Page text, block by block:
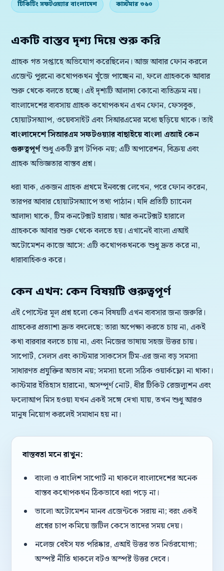
টিকিটিং সফটওয়্যার বাংলাদেশ কাস্টমার ৩৬০
একটি বাস্তব দৃশ্য দিয়ে শুরু করি
গ্রাহক গত সপ্তাহে অভিযোগ করেছিলেন। আজ আবার ফোন করলে
এজেন্ট পুরনো কথোপকথন খুঁজে পাচ্ছেন না, ফলে গ্রাহককে আবার
শুরু থেকে বলতে হচ্ছে। এই দৃশ্যটি আলাদা কোনো ব্যতিক্রম নয়।
বাংলাদেশের ব্যবসায় গ্রাহক কথোপকথন এখন ফোন, ফেসবুক,
হোয়াটসঅ্যাপ, ওয়েবসাইট এবং সিআরএমের মধ্যে ছড়িয়ে থাকে। তাই
বাংলাদেশে সিআরএম সফটওয়্যার বাছাইয়ে বাংলা এআই কেন
গুরুত্বপূর্ণশুধু একটি ব্লগ টপিক নয়; এটি অপারেশন, বিক্রয় এবং
গ্রাহক অভিজ্ঞতার বাস্তব প্রশ্ন।
ধরা যাক, একজন গ্রাহক প্রথমে ইনবক্সে লেখেন, পরে ফোন করেন,
তারপর আবার হোয়াটসঅ্যাপে তথ্য পাঠান। যদি প্রতিটি চ্যানেল
আলাদা থাকে, টিম কনটেক্সট হারায়। আর কনটেক্সট হারালে
গ্রাহককে আবার শুরু থেকে বলতে হয়। এখানেই বাংলা এআই
অটোমেশন কাজে আসে: এটি কথোপকথনকে শুধু দ্রুত করে না,
ধারাবাহিকও করে।
কেন এখন: কেন বিষয়টি গুরুত্বপূর্ণ
এই পোস্টের মূল প্রশ্ন হলো কেন বিষয়টি এখন ব্যবসার জন্য জরুরি।
গ্রাহকের প্রত্যাশা দ্রুত বদলেছে: তারা অপেক্ষা করতে চায় না, একই
কথা বারবার বলতে চায় না, এবং নিজের ভাষায় সহজ উত্তর চায়।
সাপোর্ট, সেলস এবং কাস্টমার সাকসেস টিম-এর জন্য বড় সমস্যা
সাধারণত প্রযুক্তির অভাব নয়; সমস্যা হলো সঠিক ওয়ার্কফ্লো না থাকা।
কাস্টমার ইতিহাস হারানো, অসম্পূর্ণ নোট, ধীর টিকিট রেজল্যুশন এবং
ফলোআপ মিস হওয়া যখন একই সঙ্গে দেখা যায়, তখন শুধু আরও
মানুষ নিয়োগ করলেই সমাধান হয় না।
বাস্তবতা মনে রাখুন:
বাংলা ও বাংলিশ সাপোর্ট না থাকলে বাংলাদেশের অনেক
বাস্তব কথোপকথন ঠিকভাবে ধরা পড়ে না।
ভালো অটোমেশন মানব এজেন্টকে সরায় না; বরং একই
প্রশ্নের চাপ কমিয়ে জটিল কেসে তাদের সময় দেয়।
নলেজ বেইস যত পরিষ্কার, এআই উত্তর তত নির্ভরযোগ্য;
অস্পষ্ট নীতি থাকলে বটও অস্পষ্ট উত্তর দেবে।